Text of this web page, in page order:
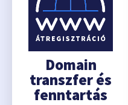
Domain
transzfer és
fenntartás